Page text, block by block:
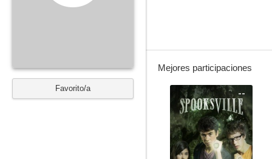
Favorito/a
Mejores participaciones
--